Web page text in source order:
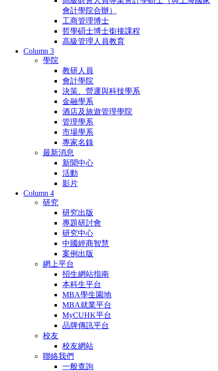
會計學院合辦）
工商管理博士
哲學碩士博士銜接課程
高級管理人員教育
Column 3
學院
教研人員
會計學院
決策、營運與科技學系
金融學系
酒店及旅遊管理學院
管理學系
市場學系
專家名錄
最新消息
新聞中心
活動
影片
Column 4
研究
研究出版
專題研討會
研究中心
中國經商智慧
案例出版
網上平台
招生網站指南
本科生平台
MBA學生園地
MBA就業平台
MyCUHK平台
品牌傳訊平台
校友
校友網站
聯絡我們
一般查詢